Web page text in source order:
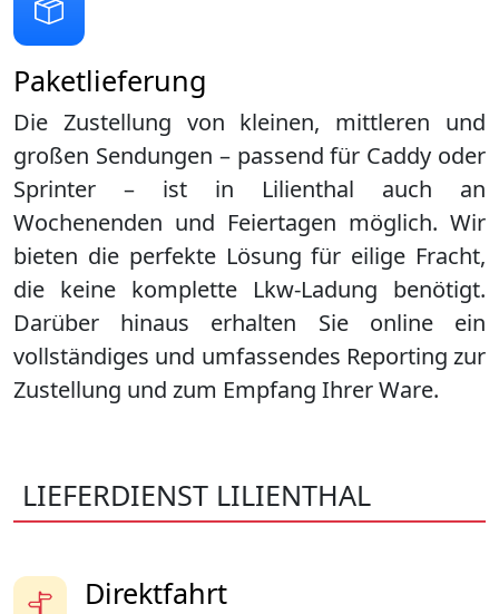
Paketlieferung
Die Zustellung von kleinen, mittleren und
großen Sendungen – passend für Caddy oder
Sprinter – ist in Lilienthal auch an
Wochenenden und Feiertagen möglich. Wir
bieten die perfekte Lösung für eilige Fracht,
die keine komplette Lkw-Ladung benötigt.
Darüber hinaus erhalten Sie online ein
vollständiges und umfassendes Reporting zur
Zustellung und zum Empfang Ihrer Ware.
LIEFERDIENST LILIENTHAL
Direktfahrt